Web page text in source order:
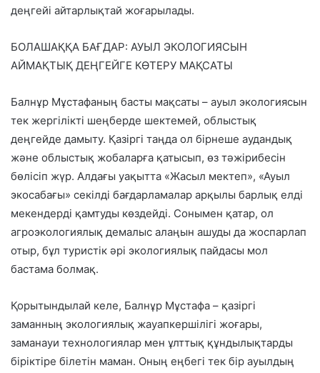
деңгейі айтарлықтай жоғарылады.
БОЛАШАҚҚА БАҒДАР: АУЫЛ ЭКОЛОГИЯСЫН
АЙМАҚТЫҚ ДЕҢГЕЙГЕ КӨТЕРУ МАҚСАТЫ
Балнұр Мұстафаның басты мақсаты – ауыл экологиясын
тек жергілікті шеңберде шектемей, облыстық
деңгейде дамыту. Қазіргі таңда ол бірнеше аудандық
және облыстық жобаларға қатысып, өз тәжірибесін
бөлісіп жүр. Алдағы уақытта «Жасыл мектеп», «Ауыл
экосабағы» секілді бағдарламалар арқылы барлық елді
мекендерді қамтуды көздейді. Сонымен қатар, ол
агроэкологиялық демалыс алаңын ашуды да жоспарлап
отыр, бұл туристік әрі экологиялық пайдасы мол
бастама болмақ.
Қорытындылай келе, Балнұр Мұстафа – қазіргі
заманның экологиялық жауапкершілігі жоғары,
заманауи технологиялар мен ұлттық құндылықтарды
біріктіре білетін маман. Оның еңбегі тек бір ауылдың